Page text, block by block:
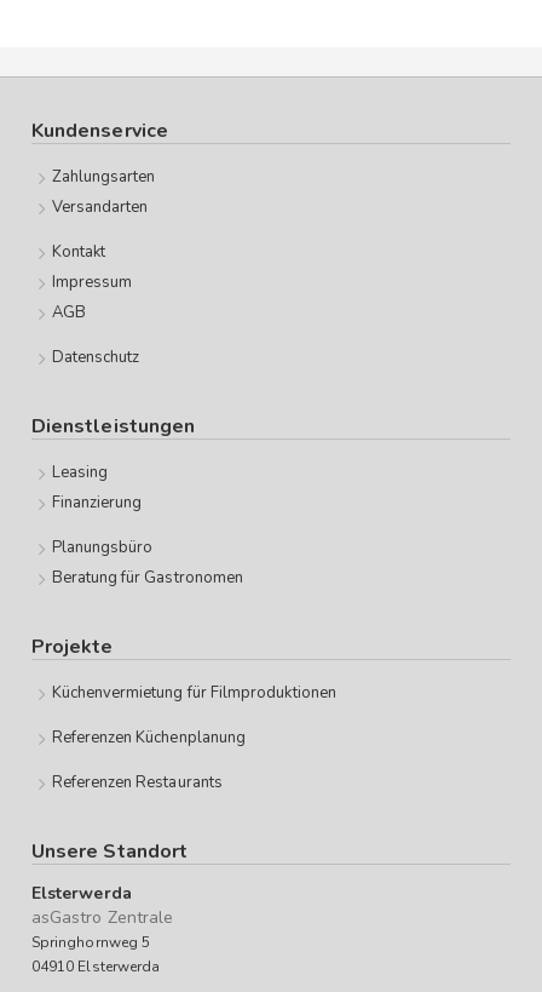
Kundenservice
Zahlungsarten
Versandarten
Kontakt
Impressum
AGB
Datenschutz
Dienstleistungen
Leasing
Finanzierung
Planungsbüro
Beratung für Gastronomen
Projekte
Küchenvermietung für Filmproduktionen
Referenzen Küchenplanung
Referenzen Restaurants
Unsere Standort
Elsterwerda
asGastro Zentrale
Springhornweg 5
04910 Elsterwerda